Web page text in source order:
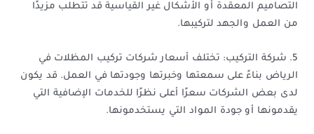
التصاميم المعقدة أو الأشكال غير القياسية قد تتطلب مزيدًا
من العمل والجهد لتركيبها.
5. شركة التركيب: تختلف أسعار شركات تركيب المظلات في
الرياض بناءً على سمعتها وخبرتها وجودتها في العمل. قد يكون
لدى بعض الشركات سعرًا أعلى نظرًا للخدمات الإضافية التي
يقدمونها أو جودة المواد التي يستخدمونها.